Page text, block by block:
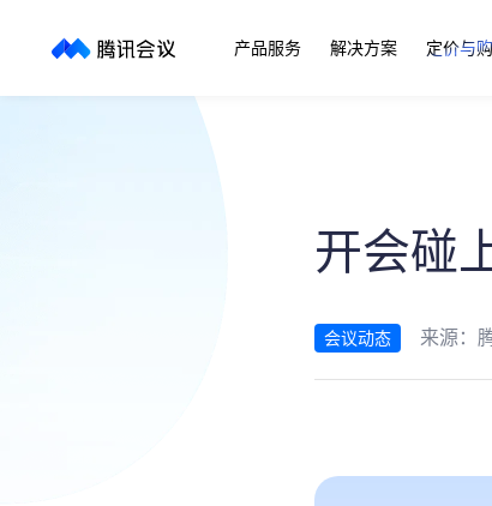
产品服务 解决方案 定价与
开会碰
会议动态 来源：